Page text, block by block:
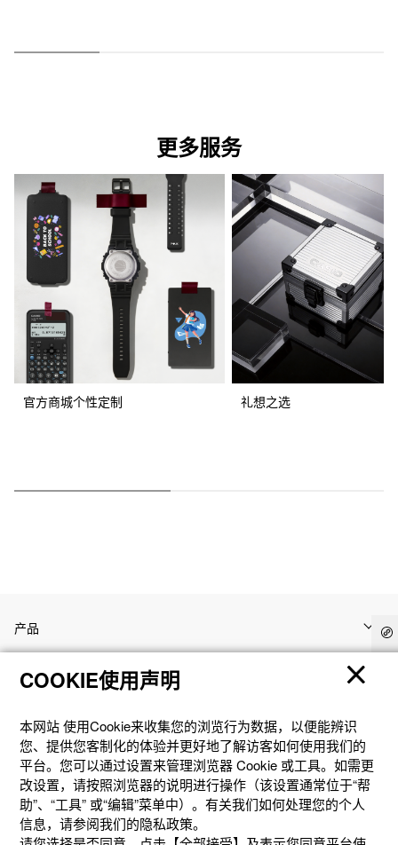
更多服务
官方商城个性定制 礼想之选
产品
客户支持
资讯
社交媒体
COOKIE使用声明
本网站 使⽤Cookie来收集您的浏览⾏为数据，以便能辨识
您、提供您客制化的体验并更好地了解访客如何使⽤我们的
平台。您可以通过设置来管理浏览器 Cookie 或⼯具。如需更
改设置，请按照浏览器的说明进⾏操作（该设置通常位于“帮
助”、“⼯具” 或“编辑”菜单中）。有关我们如何处理您的个⼈
信息，请参阅我们的隐私政策。